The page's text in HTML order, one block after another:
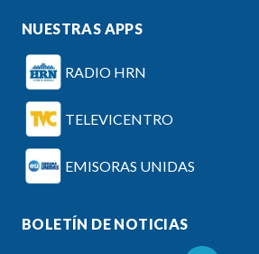
NUESTRAS APPS
RADIO HRN
TELEVICENTRO
EMISORAS UNIDAS
BOLETÍN DE NOTICIAS